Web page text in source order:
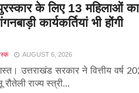
के लिए 13 महिलाओं का
कार्यकर्तियां भी होंगी
AUGUST 6, 2026
उत्तराखंड सरकार ने वित्तीय वर्ष
रौतेली राज्य स्त्री...